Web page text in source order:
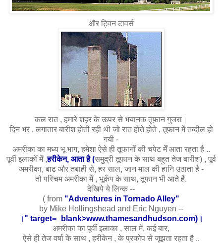
और ट्विन टावर्स
कल रात , हमारे शहर के ऊपर से भयानक तूफान गुजरा।
दिन भर , लगातार बारीश होती रही थी जो रात होते होते , तूफान में तब्दील हो
गयी -
अमरीका का मध्य भू भाग, हमेशा ऐसे ही तूफानोँ की चपेट मेँ आता रहता है ..
पूर्वी इलाकोँ मेँ ,हरीकेन, आता है (समुद्री तूफान के साथ बहुत तेज बारीश) , पूर्व
अमरीका, बाढ और तबाही से, हर साल, जान माल की हानि उठाता है -
तो पस्चिम अमरीका मेँ , भूकँप के साथ, तूफान भी आते हैँ.
देखिये ये लिन्क --
( from "Adventures in Tornado Alley"
by Mike Hollingshead and Eric Nguyen --
।" target=_blank>www.thamesandhudson.com)।
अमरीका का पूर्वी इलाका , साल में, कई बार,
ऐसे ही तेज वर्षा के साथ , हरीकेन , के प्रकोप से जूझता रहता है ..